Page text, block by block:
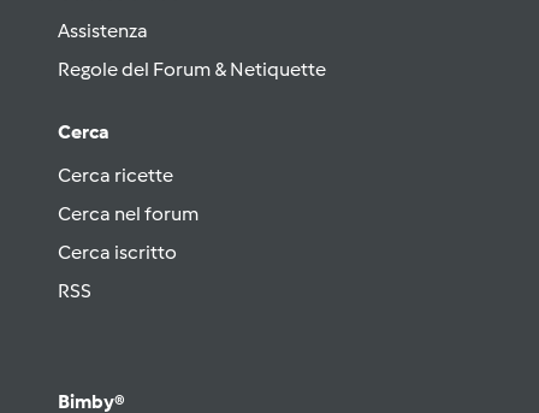
Assistenza
Regole del Forum & Netiquette
Cerca
Cerca ricette
Cerca nel forum
Cerca iscritto
RSS
Bimby®